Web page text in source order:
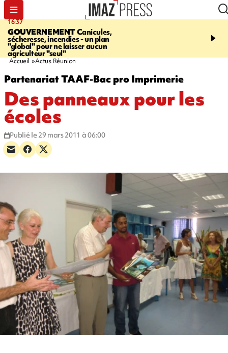
16:37
GOUVERNEMENTCanicules,
sécheresse, incendies - un plan
"global" pour ne laisser aucun
agriculteur "seul"
20:23
interpellé, coprs
Accueil Actus Réunion
Partenariat TAAF-Bac pro Imprimerie
Des panneaux pour les
écoles
Publié le 29 mars 2011 à 06:00